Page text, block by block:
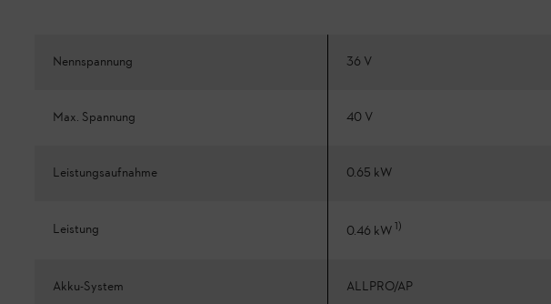
Nennspannung 36 V
Max. Spannung 40 V
Leistungsaufnahme 0.65 kW
Leistung 0.46 kW1)
Akku-System ALLPRO/AP